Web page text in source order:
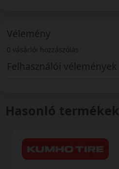
Vélemény
0 vásárlói hozzászólás
Felhasználói vélemények
Hasonló termékek